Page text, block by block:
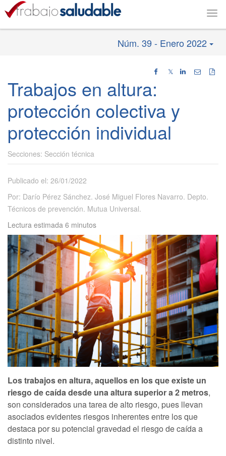
Núm. 39 - Enero 2022
𝕏
Trabajos en altura:
protección colectiva y
protección individual
Sección técnica
Publicado el: 26/01/2022
Por: Darío Pérez Sánchez. José Miguel Flores Navarro. Depto.
Técnicos de prevención. Mutua Universal.
Lectura estimada 6 minutos
Los trabajos en altura, aquellos en los que existe un
riesgo de caída desde una altura superior a 2 metros,
son considerados una tarea de alto riesgo, pues llevan
asociados evidentes riesgos inherentes entre los que
destaca por su potencial gravedad el riesgo de caída a
distinto nivel.